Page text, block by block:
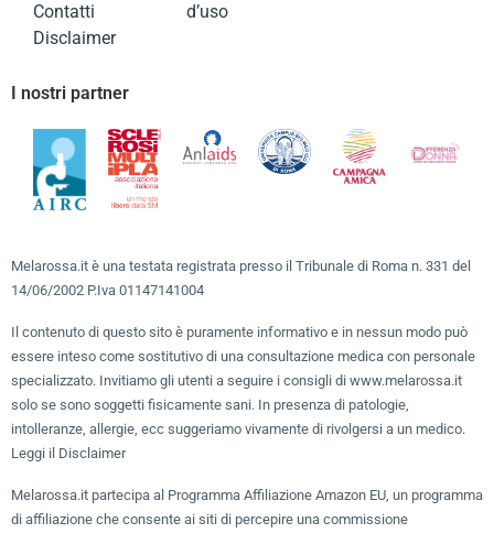
Contatti
Disclaimer
d’uso
I nostri partner
Melarossa.it è una testata registrata presso il Tribunale di Roma n. 331 del
14/06/2002 P.Iva 01147141004
Il contenuto di questo sito è puramente informativo e in nessun modo può
essere inteso come sostitutivo di una consultazione medica con personale
specializzato. Invitiamo gli utenti a seguire i consigli di www.melarossa.it
solo se sono soggetti fisicamente sani. In presenza di patologie,
intolleranze, allergie, ecc suggeriamo vivamente di rivolgersi a un medico.
Leggi il Disclaimer
Melarossa.it partecipa al Programma Affiliazione Amazon EU, un programma
di affiliazione che consente ai siti di percepire una commissione